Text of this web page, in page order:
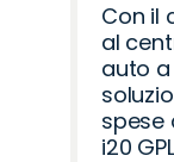
Con il
al
auto a
spese
i20